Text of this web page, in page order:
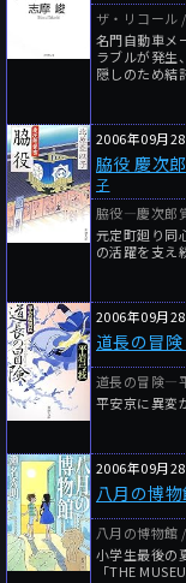
ザ・リコール
名門自動車メ
ラブルが発生
隠しのため結
2006年09月
脇役 慶次
子
脇役―慶次郎
元定町廻り同
の活躍を支え
2006年09月
道長の冒
道長の冒険―
平安京に異変
2006年09月
八月の博
八月の博物館
小学生最後の
「THE